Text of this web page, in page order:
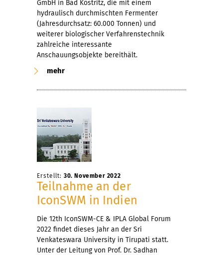
GmbH in Bad Köstritz, die mit einem
hydraulisch durchmischten Fermenter
(Jahresdurchsatz: 60.000 Tonnen) und
weiterer biologischer Verfahrenstechnik
zahlreiche interessante
Anschauungsobjekte bereithält.
mehr
Erstellt: 30. November 2022
Teilnahme an der
IconSWM in Indien
Die 12th IconSWM-CE & IPLA Global Forum
2022 findet dieses Jahr an der Sri
Venkateswara University in Tirupati statt.
Unter der Leitung von Prof. Dr. Sadhan